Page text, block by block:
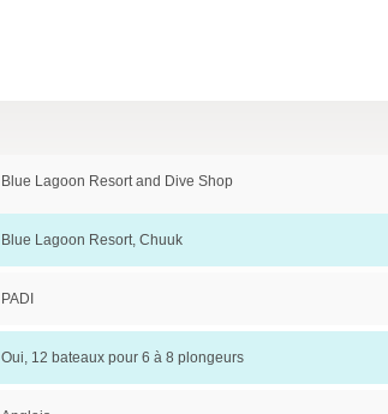
Blue Lagoon Resort and Dive Shop
Blue Lagoon Resort, Chuuk
PADI
Oui, 12 bateaux pour 6 à 8 plongeurs